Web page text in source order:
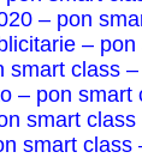
– pon
–
smart class
– pon
smart class
smart class